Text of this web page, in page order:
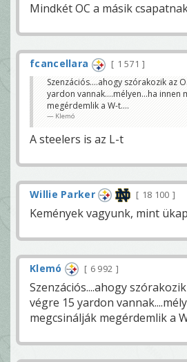
Mindkét OC a másik
fcancellara
1 571
Szenzációs....ahogy szórakozik az
yardon vannak....mélyen...ha innen
megérdemlik a W-t....
Klemó
A steelers is az L-t
Willie Parker 18 100
Kemények vagyunk, mint
Klemó 6 992
Szenzációs....ahogy szórakozik
végre 15 yardon
megcsinálják megérdemlik a